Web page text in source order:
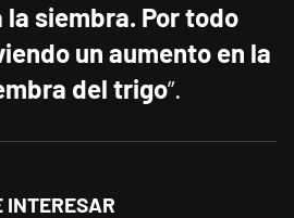
siembra. Por todo
un aumento en la
del trigo”.
INTERESAR